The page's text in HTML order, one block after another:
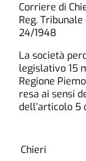
Corriere di
Reg.
24/1948
La società
legislativo 15
Regione
resa ai sensi
dell’articolo 5
Chieri